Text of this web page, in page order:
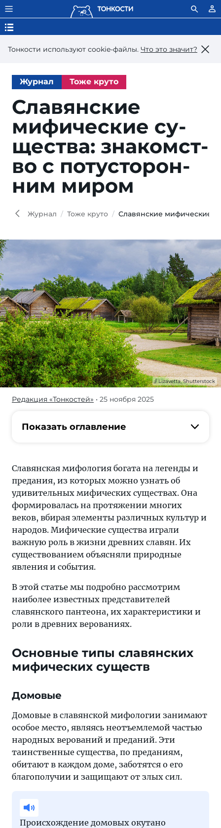
Тонкости используют сookie-файлы. Что это значит?
Журнал Тоже круто
Славянские
мифические су­
щест­ва: зна­комст­
во с по­ту­сто­рон­
ним миром
Журнал Тоже круто Славянские мифические
Lizavetta, Shutterstock
Узнайте
самых
их
характеристиках
и
легендах.
Полный
по
мифологии
Редакция «Тонкостей» • 25 ноября 2025
Показать оглавление
Славянская мифология богата на легенды и
предания, из которых можно узнать об
удивительных мифических существах. Она
формировалась на протяжении многих
веков, вбирая элементы различных культур и
народов. Мифические существа играли
важную роль в жизни древних славян. Их
существованием объясняли природные
явления и события.
В этой статье мы подробно рассмотрим
наиболее известных представителей
славянского пантеона, их характеристики и
роли в древних верованиях.
Основные типы славянских
мифических существ
Домовые
Домовые в славянской мифологии занимают
особое место, являясь неотъемлемой частью
народных верований и преданий. Эти
таинственные существа, по преданиям,
обитают в каждом доме, заботятся о его
благополучии и защищают от злых сил.
Происхождение домовых окутано